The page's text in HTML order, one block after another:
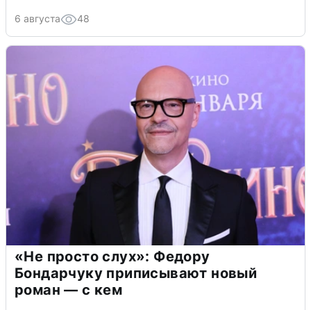
6 августа 48
«Не просто слух»: Федору
Бондарчуку приписывают новый
роман — с кем